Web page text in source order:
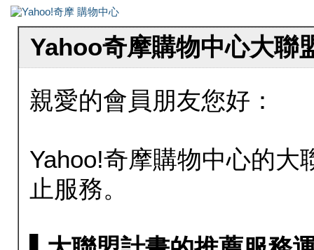
Yahoo奇摩購物中心大聯
親愛的會員朋友您好：
Yahoo!奇摩購物中心的大
止服務。